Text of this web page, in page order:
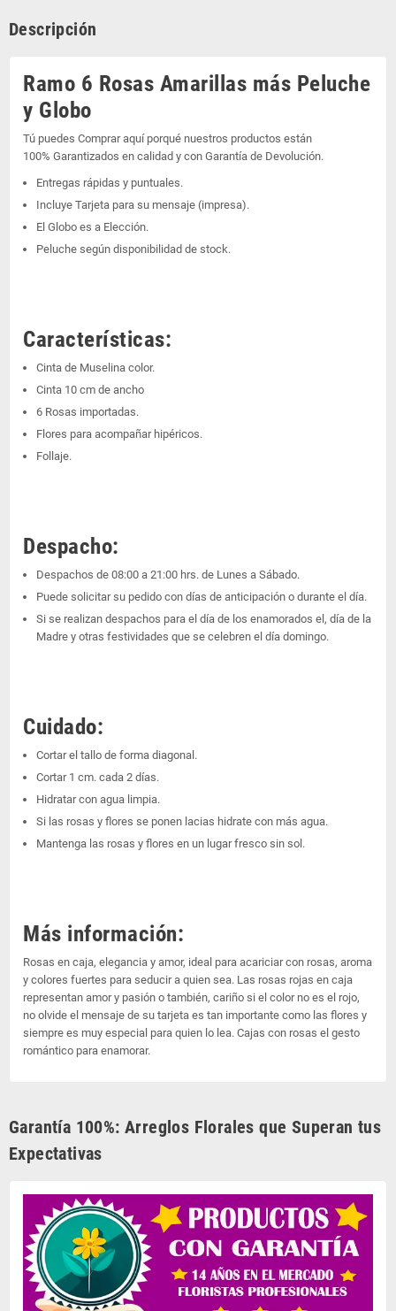
Descripción
Ramo 6 Rosas Amarillas más Peluche
y Globo
Tú puedes Comprar aquí porqué nuestros productos están
100% Garantizados en calidad y con Garantía de Devolución.
Entregas rápidas y puntuales.
Incluye Tarjeta para su mensaje (impresa).
El Globo es a Elección.
Peluche según disponibilidad de stock.
Características:
Cinta de Muselina color.
Cinta 10 cm de ancho
6 Rosas importadas.
Flores para acompañar hipéricos.
Follaje.
Despacho:
Despachos de 08:00 a 21:00 hrs. de Lunes a Sábado.
Puede solicitar su pedido con días de anticipación o durante el día.
Si se realizan despachos para el día de los enamorados el, día de la
Madre y otras festividades que se celebren el día domingo.
Cuidado:
Cortar el tallo de forma diagonal.
Cortar 1 cm. cada 2 días.
Hidratar con agua limpia.
Si las rosas y flores se ponen lacias hidrate con más agua.
Mantenga las rosas y flores en un lugar fresco sin sol.
Más información:
Rosas en caja, elegancia y amor, ideal para acariciar con rosas, aroma
y colores fuertes para seducir a quien sea. Las rosas rojas en caja
representan amor y pasión o también, cariño si el color no es el rojo,
no olvide el mensaje de su tarjeta es tan importante como las flores y
siempre es muy especial para quien lo lea. Cajas con rosas el gesto
romántico para enamorar.
Garantía 100%: Arreglos Florales que Superan tus
Expectativas